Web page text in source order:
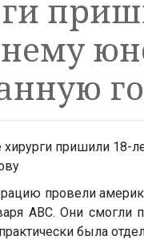
провели
ABC. Они
была